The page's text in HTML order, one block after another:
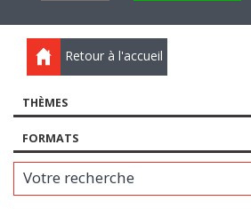
Retour à l'accueil
THÈMES
FORMATS
Votre recherche